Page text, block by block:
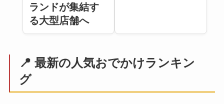
ランドが集結す
る大型店舗へ
📍 最新の人気おでかけランキン
グ